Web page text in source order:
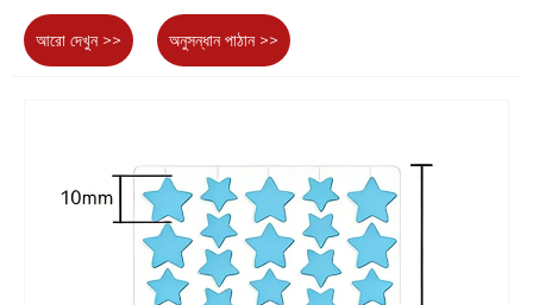
আরো দেখুন >> অনুসন্ধান পাঠান >>